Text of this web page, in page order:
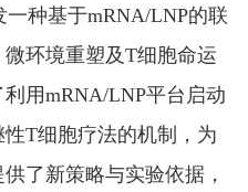
一种基于mRNA/LNP的联
环境重塑及T细胞命运
利用mRNA/LNP平台启动
性T细胞疗法的机制，为
了新策略与实验依据，